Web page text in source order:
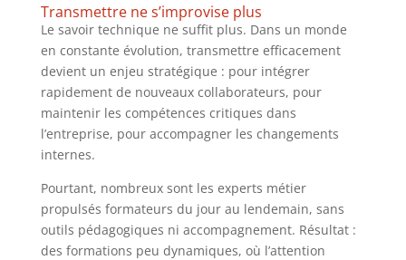
Transmettre ne s’improvise plus
Le savoir technique ne suffit plus. Dans un monde
en constante évolution, transmettre efficacement
devient un enjeu stratégique : pour intégrer
rapidement de nouveaux collaborateurs, pour
maintenir les compétences critiques dans
l’entreprise, pour accompagner les changements
internes.
Pourtant, nombreux sont les experts métier
propulsés formateurs du jour au lendemain, sans
outils pédagogiques ni accompagnement. Résultat :
des formations peu dynamiques, où l’attention